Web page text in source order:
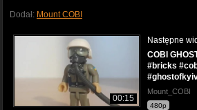
Dodał: Mount COBI
00:15
Następne
COBI
#bricks
Mount_COBI
480p